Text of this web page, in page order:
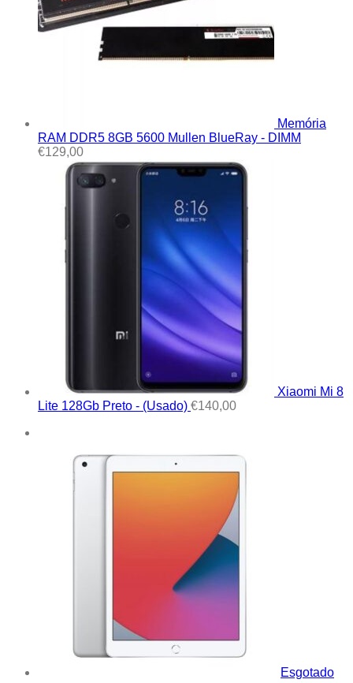
Memória
RAM DDR5 8GB 5600 Mullen BlueRay - DIMM
€129,00
Xiaomi Mi 8
Lite 128Gb Preto - (Usado) €140,00
Esgotado